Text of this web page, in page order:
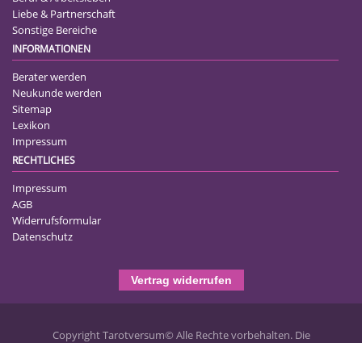
Liebe & Partnerschaft
Sonstige Bereiche
INFORMATIONEN
Berater werden
Neukunde werden
Sitemap
Lexikon
Impressum
RECHTLICHES
Impressum
AGB
Widerrufsformular
Datenschutz
Vertrag widerrufen
Copyright Tarotversum© Alle Rechte vorbehalten. Die